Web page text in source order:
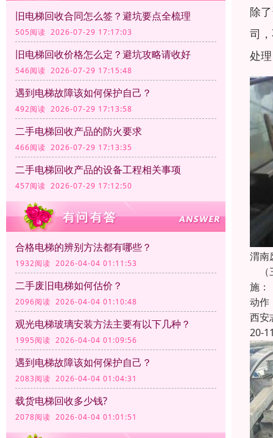
旧电梯回收合同怎么签？避坑要点全梳理
505阅读 2026-07-29 17:17:03
旧电梯回收价格怎么定？避坑攻略请收好
546阅读 2026-07-29 17:15:48
遇到电梯故障该如何保护自己？
492阅读 2026-07-29 17:13:58
二手电梯回收产品的防火要求
466阅读 2026-07-29 17:13:35
二手电梯回收产品的设备工程相关事项
457阅读 2026-07-29 17:12:50
合格电梯的辨别方法都有哪些？
1932阅读 2026-04-04 01:11:53
二手废旧电梯如何估价？
2096阅读 2026-04-04 01:10:48
观光电梯玻璃安装方法主要有以下几种‌？
1995阅读 2026-04-04 01:09:56
遇到电梯故障该如何保护自己？
2083阅读 2026-04-04 01:04:31
载货电梯回收多少钱?
2078阅读 2026-04-04 01:01:51
除
司
处
渭南
（
施：
动作
西安
20-